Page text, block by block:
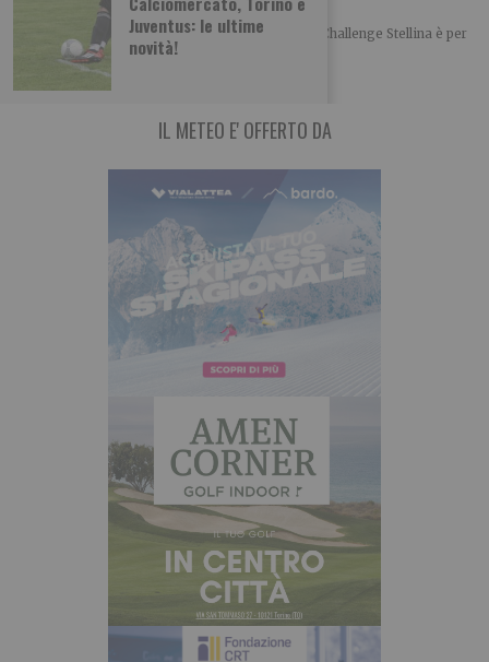
Juventus: le ultime
novità!
L’appuntamento per la trentottesima edizione del Challenge Stellina è per
domenica 23 agosto tra Susa e
IL METEO E' OFFERTO DA